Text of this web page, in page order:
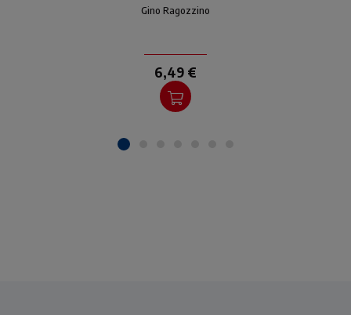
Medaglia Miracolosa nata
Parigi
Gino Ragozzino
6,49 €